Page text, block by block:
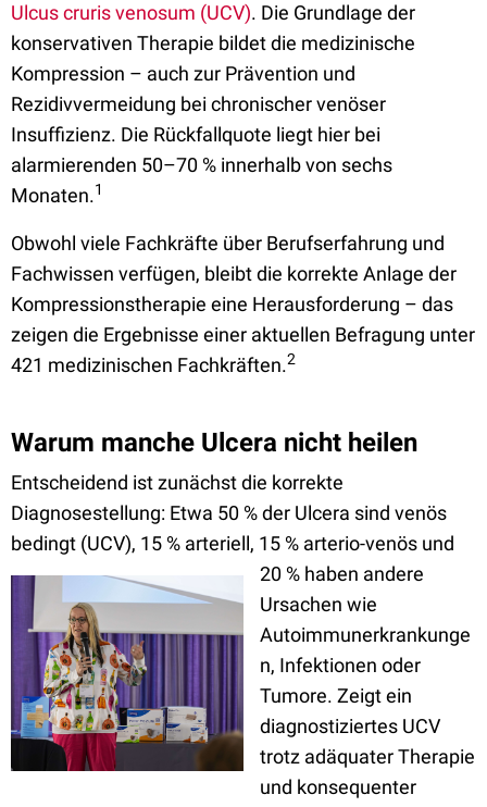
Ulcus cruris venosum (UCV). Die Grundlage der
konservativen Therapie bildet die medizinische
Kompression – auch zur Prävention und
Rezidivvermeidung bei chronischer venöser
Insuffizienz. Die Rückfallquote liegt hier bei
alarmierenden 50–70 % innerhalb von sechs
Monaten.1
Obwohl viele Fachkräfte über Berufserfahrung und
Fachwissen verfügen, bleibt die korrekte Anlage der
Kompressionstherapie eine Herausforderung – das
zeigen die Ergebnisse einer aktuellen Befragung unter
421 medizinischen Fachkräften.2
Warum manche Ulcera nicht heilen
Entscheidend ist zunächst die korrekte
Diagnosestellung: Etwa 50 % der Ulcera sind venös
bedingt (UCV), 15 % arteriell, 15 % arterio-venös und
20 % haben andere
Ursachen wie
Autoimmunerkrankunge
n, Infektionen oder
Tumore. Zeigt ein
diagnostiziertes UCV
trotz adäquater Therapie
und konsequenter